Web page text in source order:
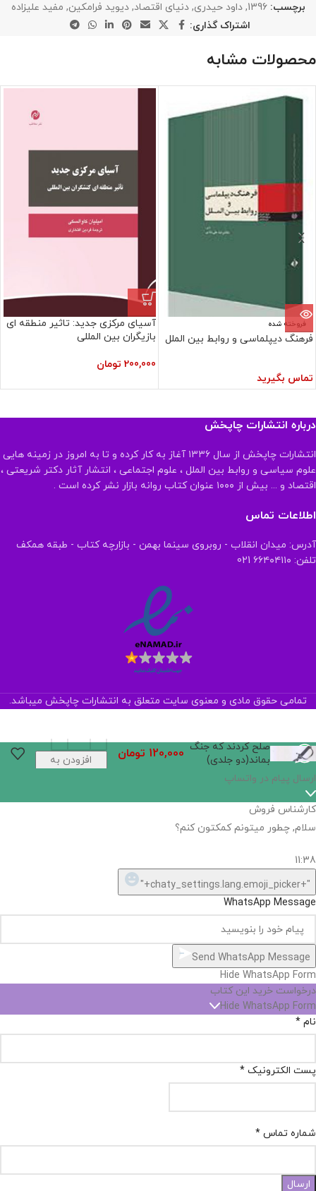
برچسب: 1396
, داود حیدری, دنیای اقتصاد, دیوید فرامکین, مفید علیزاده
اشتراک گذاری:
محصولات مشابه
فروخته شده
فرهنگ دیپلماسی و روابط بین الملل
تماس بگیرید
آسیای مرکزی جدید: تاثیر منطقه ای
بازیگران بین المللی
200,000 تومان
درباره انتشارات چاپخش
انتشارات چاپخش از سال ۱۳۳۶ آغاز به کار کرده و تا به امروز در زمینه هایی
علوم سیاسی و روابط بین الملل ، علوم اجتماعی ، انتشار آثار دکتر شریعتی ،
اقتصاد و ... بیش از ۱۰۰۰ عنوان کتاب روانه بازار نشر کرده است .
اطلاعات تماس
آدرس: میدان انقلاب - روبروی سینما بهمن - بازارچه کتاب - طبقه همکف
تلفن: ۶۶۴۰۴۱۱۰ 021
تمامی حقوق مادی و معنوی سایت متعلق به انتشارات چاپخش میباشد.
صلح کردند که جنگ
بماند(دو جلدی)
120,000 تومان
افزودن به
ارسال پیام در واتساپ
کارشناس فروش
سلام, چطور میتونم کمکتون کنم؟
11:38
"+chaty_settings.lang.emoji_picker+"
WhatsApp Message
Send WhatsApp Message
Hide WhatsApp Form
درخواست خرید این کتاب
Hide WhatsApp Form
نام *
پست الکترونیک *
شماره تماس *
ارسال